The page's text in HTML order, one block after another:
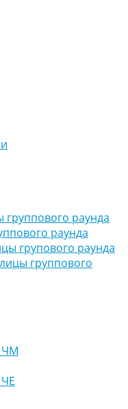
раунда
раунда
групового раунда
группового
ЧМ